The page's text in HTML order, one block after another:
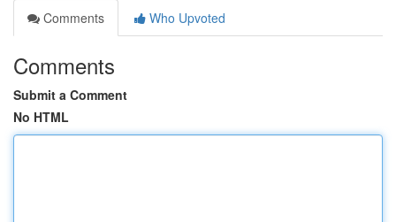
Comments
Who Upvoted
Comments
Submit a Comment
No HTML